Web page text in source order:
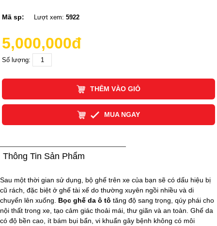
Mã sp: Lượt xem:5922
5,000,000đ
Số lượng:
THÊM VÀO GIỎ
MUA NGAY
Thông Tin Sản Phẩm
Sau một thời gian sử dụng, bộ ghế trên xe của bạn sẽ có dấu hiệu bị
cũ rách, đặc biệt ở ghế tài xế do thường xuyên ngồi nhiều và di
chuyển lên xuống. Bọc ghế da ô tô tăng độ sang trọng, qúy phái cho
nội thất trong xe, tạo cảm giác thoải mái, thư giãn và an toàn. Ghế da
có độ bền cao, ít bám bụi bẩn, vi khuẩn gây bệnh không có môi